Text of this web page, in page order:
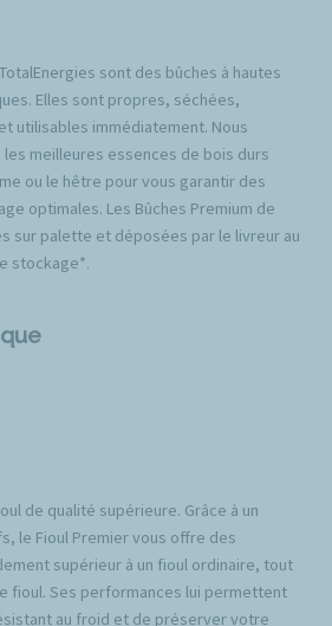
sont des bûches à hautes
Elles sont propres, séchées,
utilisables immédiatement. Nous
meilleures essences de bois durs
ou le hêtre pour vous garantir des
optimales. Les Bûches Premium de
sur palette et déposées par le livreur au
stockage*.
de qualité supérieure. Grâce à un
le Fioul Premier vous offre des
supérieur à un fioul ordinaire, tout
fioul. Ses performances lui permettent
au froid et de préserver votre